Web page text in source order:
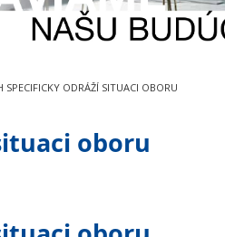
SPECIFICKY ODRÁŽÍ SITUACI OBORU
oboru